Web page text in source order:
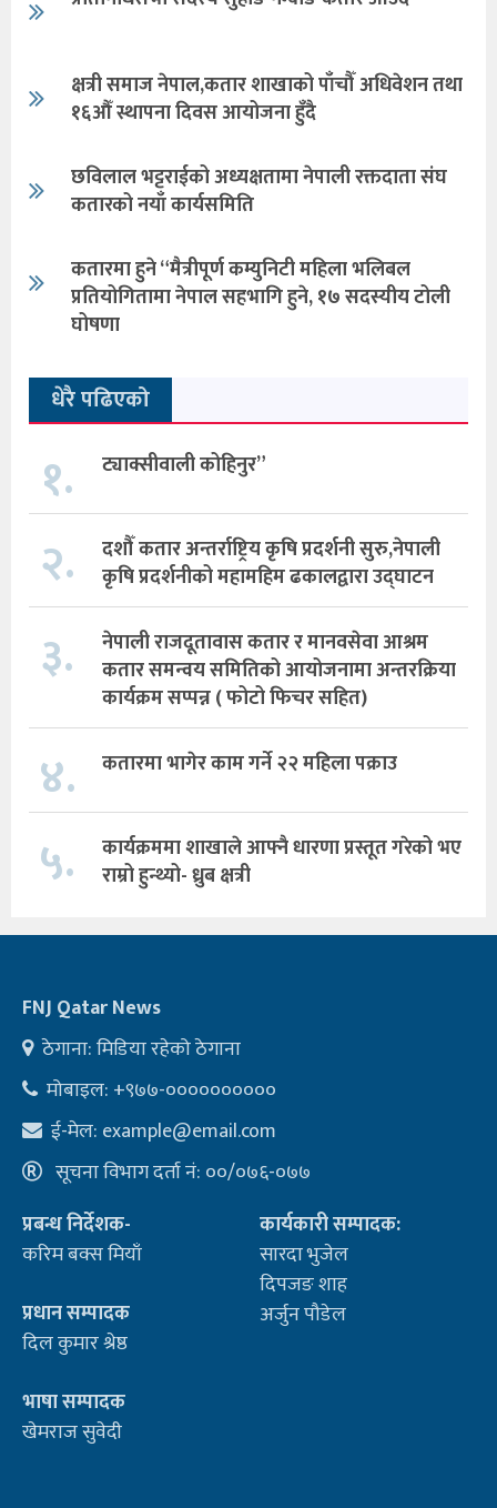
क्षत्री समाज नेपाल,कतार शाखाको पाँचौँ अधिवेशन तथा
१६औँ स्थापना दिवस आयोजना हुँदै
छविलाल भट्टराईको अध्यक्षतामा नेपाली रक्तदाता संघ
कतारको नयाँ कार्यसमिति
कतारमा हुने “मैत्रीपूर्ण कम्युनिटी महिला भलिबल
प्रतियोगितामा नेपाल सहभागि हुने, १७ सदस्यीय टोली
घोषणा
धेरै पढिएको
१. ट्याक्सीवाली कोहिनुर”
२.
दशौँ कतार अन्तर्राष्ट्रिय कृषि प्रदर्शनी सुरु,नेपाली
कृषि प्रदर्शनीको महामहिम ढकालद्वारा उद्घाटन
३.
नेपाली राजदूतावास कतार र मानवसेवा आश्रम
कतार समन्वय समितिको आयोजनामा अन्तरक्रिया
कार्यक्रम सप्पन्न ( फोटो फिचर सहित)
४. कतारमा भागेर काम गर्ने २२ महिला पक्राउ
५.
कार्यक्रममा शाखाले आफ्नै धारणा प्रस्तूत गरेको भए
राम्रो हुन्थ्यो- ध्रुब क्षत्री
FNJ Qatar News
ठेगाना: मिडिया रहेको ठेगाना
मोबाइल: +९७७-००००००००००
ई-मेल: example@email.com
सूचना विभाग दर्ता नं: ००/०७६-०७७
प्रबन्ध निर्देशक-
करिम बक्स मियाँ
प्रधान सम्पादक
दिल कुमार श्रेष्ठ
भाषा सम्पादक
खेमराज सुवेदी
कार्यकारी सम्पादक:
सारदा भुजेल
दिपजङ शाह
अर्जुन पौडेल